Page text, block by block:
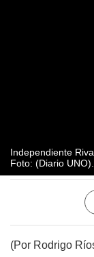
Independiente
Foto: (Diario UNO).
(Por Rodrigo